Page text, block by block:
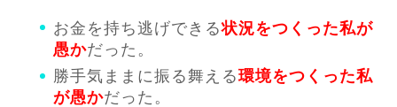
お金を持ち逃げできる状況をつくった私が
愚かだった。
勝手気ままに振る舞える環境をつくった私
が愚かだった。